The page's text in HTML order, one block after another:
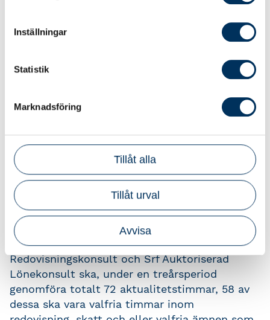
Inställningar
Statistik
Marknadsföring
Tillåt alla
Tillåt urval
Avvisa
Som auktoriserad hittar du mer information
(inloggning krävs).
Uppfyller kravet på aktualitetsutbildning
Redovisningskonsult
treårsperiod, för att du ska få ditt certifikat
förnyat. Dessa timmar fördelar du själv som du
vill på ämnen som utvecklar dig i din yrkesroll.
Är dessa aktualitetstimmar uppfyllda och
registrerade så förnyas certifikatet med
automatik.
Du som är både Srf Auktoriserad
Redovisningskonsult och Srf Auktoriserad
Lönekonsult ska, under en treårsperiod
genomföra totalt 72 aktualitetstimmar, 58 av
dessa ska vara valfria timmar inom